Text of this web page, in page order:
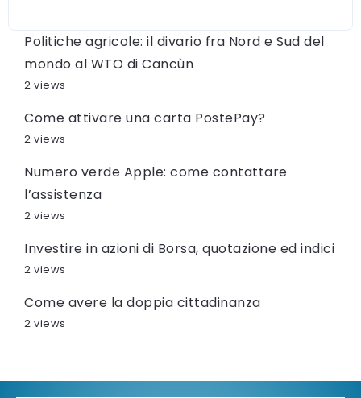
Politiche agricole: il divario fra Nord e Sud del
mondo al WTO di Cancùn
2 views
Come attivare una carta PostePay?
2 views
Numero verde Apple: come contattare
l’assistenza
2 views
Investire in azioni di Borsa, quotazione ed indici
2 views
Come avere la doppia cittadinanza
2 views